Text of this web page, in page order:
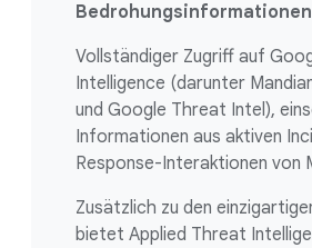
Bedrohungsinformationen
Vollständiger Zugriff auf
Intelligence (darunter
und Google Threat Intel),
Informationen aus aktiven
Response-Interaktionen von
Zusätzlich zu den
bietet Applied Threat